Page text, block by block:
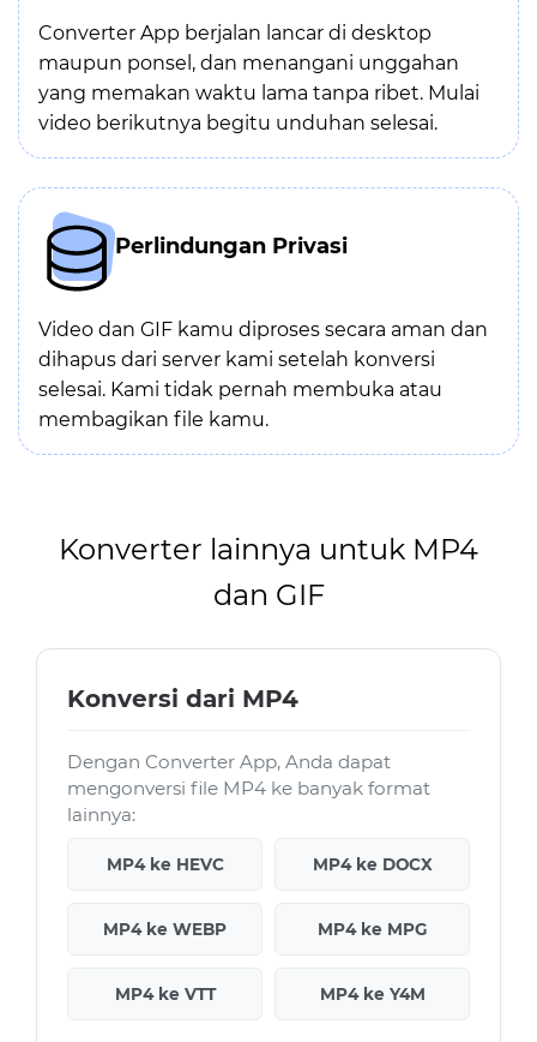
Converter App berjalan lancar di desktop
maupun ponsel, dan menangani unggahan
yang memakan waktu lama tanpa ribet. Mulai
video berikutnya begitu unduhan selesai.
Perlindungan Privasi
Video dan GIF kamu diproses secara aman dan
dihapus dari server kami setelah konversi
selesai. Kami tidak pernah membuka atau
membagikan file kamu.
Konverter lainnya untuk MP4
dan GIF
Konversi dari MP4
Dengan Converter App, Anda dapat
mengonversi file MP4 ke banyak format
lainnya:
MP4 ke HEVC MP4 ke DOCX
MP4 ke WEBP MP4 ke MPG
MP4 ke VTT MP4 ke Y4M